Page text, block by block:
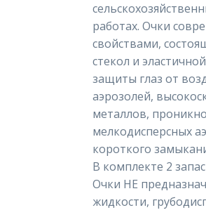
работах. Очки
свойствами,
стекол и
защиты глаз от
аэрозолей,
металлов,
мелкодисперсных
короткого
В комплекте 2
Очки НЕ
жидкости,